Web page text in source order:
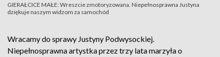
GIERAŁCICE MAŁE: Wreszcie zmotoryzowana. Niepełnosprawna Justyna
dziękuje naszym widzom za samochód
Wracamy do sprawy Justyny Podwysockiej.
Niepełnosprawna artystka przez trzy lata marzyła o